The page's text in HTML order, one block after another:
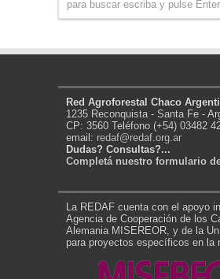
Red Agroforestal Chaco
1235 Reconquista - Santa Fe -
CP: 3560 Teléfono (+54) 03482
email: redaf@redaf.org.ar
Dudas? Consultas?...
Completá nuestro formulario
La REDAF cuenta con el apoyo
Agencia de Cooperación de los
Alemania MISEREOR, y de la
para proyectos específicos en la